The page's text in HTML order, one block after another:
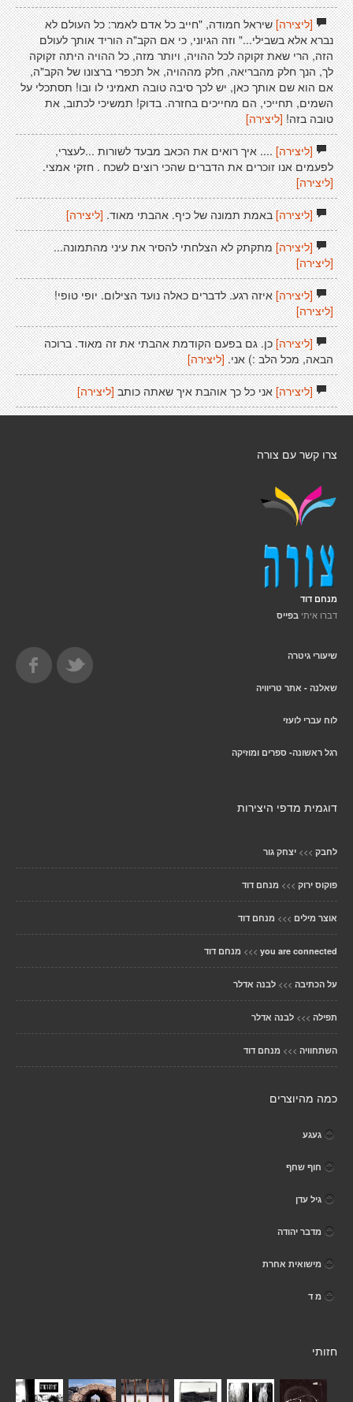
[ליצירה]שיראל חמודה, "חייב כל אדם לאמר: כל העולם לא
נברא אלא בשבילי..." וזה הגיוני, כי אם הקב"ה הוריד אותך לעולם
הזה, הרי שאת זקוקה לכל ההויה, ויותר מזה, כל ההויה היתה זקוקה
לך, הנך חלק מהבריאה, חלק מההויה, אל תכפרי ברצונו של הקב"ה,
אם הוא שם אותך כאן, יש לכך סיבה טובה תאמיני לו ובו! תסתכלי על
השמים, תחייכי, הם מחייכים בחזרה. בדוק! תמשיכי לכתוב, את
טובה בזה! [ליצירה]
[ליצירה].... איך רואים את הכאב מבעד לשורות ...לעצרי,
לפעמים אנו זוכרים את הדברים שהכי רוצים לשכח . חזקי אמצי.
[ליצירה]
[ליצירה]באמת תמונה של כיף. אהבתי מאוד. [ליצירה]
[ליצירה]מתקתק לא הצלחתי להסיר את עיני מהתמונה...
[ליצירה]
[ליצירה]איזה רגע. לדברים כאלה נועד הצילום. יופי טופי!
[ליצירה]
[ליצירה]כן. גם בפעם הקודמת אהבתי את זה מאוד. ברוכה
הבאה, מכל הלב :) אני. [ליצירה]
[ליצירה]אני כל כך אוהבת איך שאתה כותב [ליצירה]
צרו קשר עם צורה
מנחם דוד
דברו איתי בפייס
שיעורי גיטרה
שאלנה - אתר טריוויה
לוח עברי לועזי
רגל ראשונה- ספרים ומוזיקה
דוגמית מדפי היצירות
לחבק >>> יצחק גור
פוקוס ירוק >>> מנחם דוד
אוצר מילים >>> מנחם דוד
you are connected
>>> מנחם דוד
על הכתיבה >>> לבנה אדלר
תפילה >>> לבנה אדלר
השתחוויה >>> מנחם דוד
כמה מהיוצרים
געגע
חוף שחף
גיל עדן
מדבר יהודה
מישואית אחרת
מ ד
חזותי